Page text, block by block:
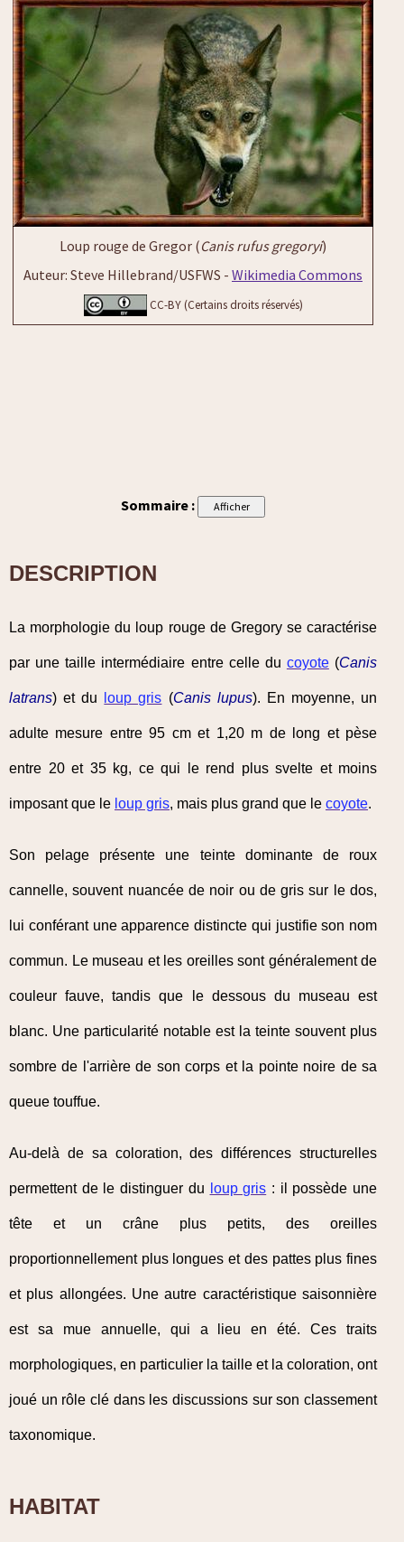
Loup rouge de Gregor (Canis rufus gregoryi)
Auteur: Steve Hillebrand/USFWS - Wikimedia Commons
CC-BY (Certains droits réservés)
Sommaire :
DESCRIPTION
La morphologie du loup rouge de Gregory se caractérise
par une taille intermédiaire entre celle du coyote(Canis
latrans) et du loup gris (Canis lupus). En moyenne, un
adulte mesure entre 95 cm et 1,20 m de long et pèse
entre 20 et 35 kg, ce qui le rend plus svelte et moins
imposant que le loup gris, mais plus grand que le coyote.
Son pelage présente une teinte dominante de roux
cannelle, souvent nuancée de noir ou de gris sur le dos,
lui conférant une apparence distincte qui justifie son nom
commun. Le museau et les oreilles sont généralement de
couleur fauve, tandis que le dessous du museau est
blanc. Une particularité notable est la teinte souvent plus
sombre de l'arrière de son corps et la pointe noire de sa
queue touffue.
Au-delà de sa coloration, des différences structurelles
permettent de le distinguer du loup gris : il possède une
tête et un crâne plus petits, des oreilles
proportionnellement plus longues et des pattes plus fines
et plus allongées. Une autre caractéristique saisonnière
est sa mue annuelle, qui a lieu en été. Ces traits
morphologiques, en particulier la taille et la coloration, ont
joué un rôle clé dans les discussions sur son classement
taxonomique.
HABITAT